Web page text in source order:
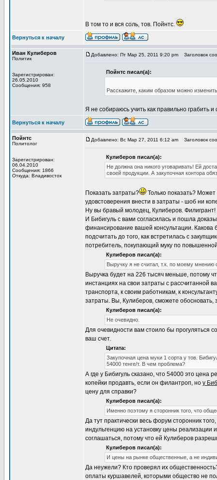
В том то и вся соль, тов. Пойнтс.
Вернуться к началу
Иван Кулиберов
Политик
Зарегистрирован:
26.05.2010
Сообщения: 958
Добавлено: Пт Мар 25, 2011 9:20 pm Заголовок
Пойнтс писал(а):
Расскажите, каким образом можно
Я не собираюсь учить как правильно грабить
Вернуться к началу
Пойнтс
Политолог
Зарегистрирован:
06.04.2010
Сообщения: 1866
Откуда: Владивосток
Добавлено: Вс Мар 27, 2011 6:12 am Заголовок
Кулиберов писал(а):
Не должна она никого уговаривать! Ей
своей продукции. А закупочная контора
Показать затраты?
Только показать?
удовстоверения внести в затраты - шоб ни
Ну вы бравый молодец, Кулиберов. Филигрант!
И Бибигуль с вами согласилась и пошла
финансирование вашей консультации. Какова
подсчитать до того, как встретилась с
потребитель, покупающий муку по
Кулиберов писал(а):
Выручку я не считал, т.к. по моему мнению
Выручка будет на 226 тысяч меньше, потому
инстанциях на свои затраты с рассчитанной
транспорта, к своим работникам, к
затраты. Вы, Кулиберов, сможете обосновать,
Кулиберов писал(а):
Не очевидно.
Для очевидности вам стоило бы прогуляться
ваш счет.
Цитата:
Закупочная цена муки 1 сорта у тов.
54000 тенге/т. В чем проблема?
А где у Бибигуль сказано, что 54000 это цена
копейки продавть, если он филантроп, но у
цену для справки?
Кулиберов писал(а):
Именно поэтому я сторонник того, что
Да тут практически весь форум сторонник
индульгенцию на установку цены реализации
соглашаться, потому что ей Кулиберов
Кулиберов писал(а):
И цены на рынке общественные, а не
Да неужели? Кто проверял их
оплаты куршавелей, которыми общество не